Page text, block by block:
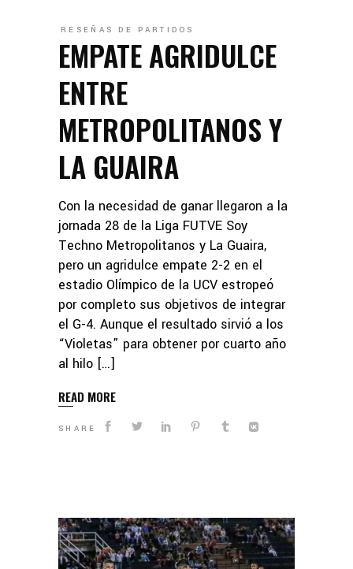
RESEÑAS DE PARTIDOS
EMPATE AGRIDULCE
ENTRE
METROPOLITANOS Y
LA GUAIRA
Con la necesidad de ganar llegaron a la
jornada 28 de la Liga FUTVE Soy
Techno Metropolitanos y La Guaira,
pero un agridulce empate 2-2 en el
estadio Olímpico de la UCV estropeó
por completo sus objetivos de integrar
el G-4. Aunque el resultado sirvió a los
“Violetas” para obtener por cuarto año
al hilo […]
READ MORE
SHARE